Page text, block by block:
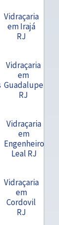
Vidraçaria
em Irajá
RJ
Vidraçaria
em
Guadalupe
RJ
Vidraçaria
em
Engenheiro
Leal RJ
Vidraçaria
em
Cordovil
RJ